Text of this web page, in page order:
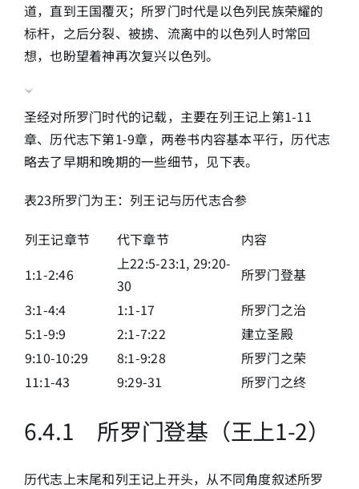
道，直到王国覆灭；所罗门时代是以色列民族荣耀的
标杆，之后分裂、被掳、流离中的以色列人时常回
想，也盼望着神再次复兴以色列。
圣经对所罗门时代的记载，主要在列王记上第1-11
章、历代志下第1-9章，两卷书内容基本平行，历代志
略去了早期和晚期的一些细节，见下表。
表23所罗门为王：列王记与历代志合参
列王记章节 代下章节
内容
1:1-2:46
上22:5-23:1, 29:20-
30
所罗门登基
3:1-4:4
1:1-17
所罗门之治
5:1-9:9
2:1-7:22
建立圣殿
9:10-10:29
8:1-9:28
所罗门之荣
11:1-43
9:29-31 所罗门之终
6.4.1 所罗门登基（王上1-2）
历代志上末尾和列王记上开头，从不同角度叙述所罗